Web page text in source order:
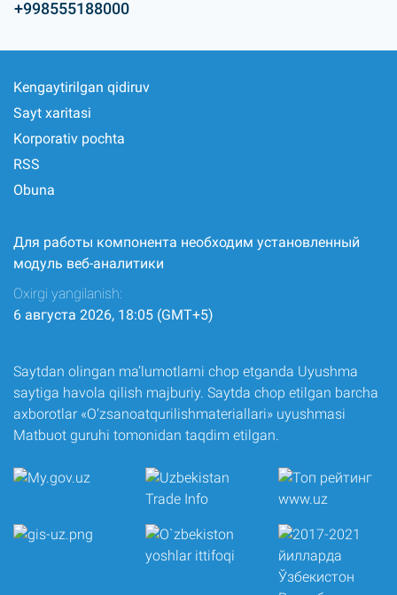
+998555188000
Kengaytirilgan qidiruv
Sayt xaritasi
Korporativ pochta
RSS
Obuna
Для работы компонента необходим установленный
модуль веб-аналитики
Oxirgi yangilanish:
6 августа 2026, 18:05 (GMT+5)
Saytdan olingan ma’lumotlarni chop etganda Uyushma
saytiga havola qilish majburiy. Saytda chop etilgan barcha
axborotlar «O‘zsanoatqurilishmateriallari» uyushmasi
Matbuot guruhi tomonidan taqdim etilgan.